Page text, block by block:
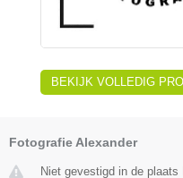
BEKIJK VOLLEDIG
Fotografie Alexander
Niet gevestigd in de